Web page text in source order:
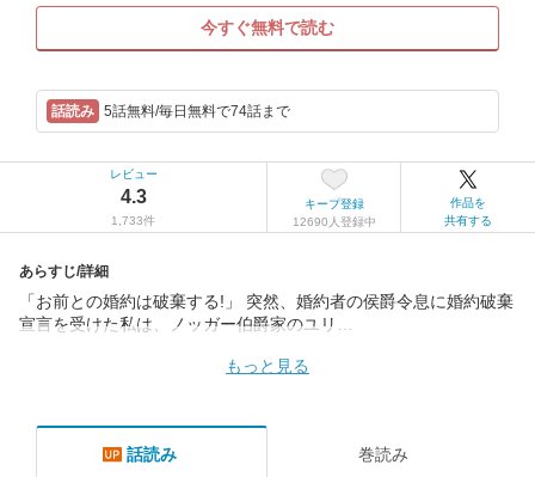
今すぐ無料で読む
5話無料/毎日無料で74話まで
レビュー
4.3
1,733件
キープ登録
12690人登録中
作品を
共有する
あらすじ/詳細
「お前との婚約は破棄する!」 突然、婚約者の侯爵令息に婚約破棄
宣言を受けた私は、ノッガー伯爵家のユリ…
もっと見る
話読み 巻読み